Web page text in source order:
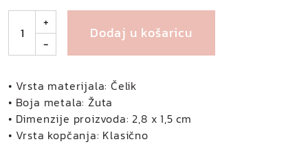
e
a
n
a
u
+
-
Dodaj u košaricu
• Vrsta materijala: Čelik
• Boja metala: Žuta
• Dimenzije proizvoda: 2,8 x 1,5 cm
• Vrsta kopčanja: Klasično